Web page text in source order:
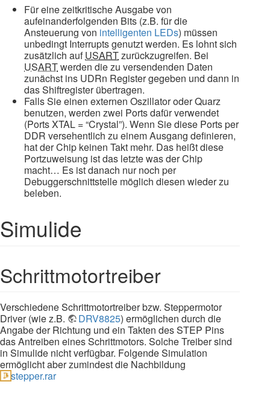
Für eine zeitkritische Ausgabe von
aufeinanderfolgenden Bits (z.B. für die
Ansteuerung von intelligenten LEDs) müssen
unbedingt Interrupts genutzt werden. Es lohnt sich
zusätzlich aufUSARTzurückzugreifen. Bei
USARTwerden die zu versendenden Daten
zunächst ins UDRn Register gegeben und dann in
das Shiftregister übertragen.
Falls Sie einen externen Oszillator oder Quarz
benutzen, werden zwei Ports dafür verwendet
(Ports XTAL = “Crystal”). Wenn Sie diese Ports per
DDR versehentlich zu einem Ausgang definieren,
hat der Chip keinen Takt mehr. Das heißt diese
Portzuweisung ist das letzte was der Chip
macht… Es ist danach nur noch per
Debuggerschnittstelle möglich diesen wieder zu
beleben.
Simulide
Schrittmotortreiber
Verschiedene Schrittmotortreiber bzw. Steppermotor
Driver (wie z.B.
DRV8825) ermöglichen durch die
Angabe der Richtung und ein Takten des STEP Pins
das Antreiben eines Schrittmotors. Solche Treiber sind
in Simulide nicht verfügbar. Folgende Simulation
ermöglicht aber zumindest die Nachbildung
stepper.rar